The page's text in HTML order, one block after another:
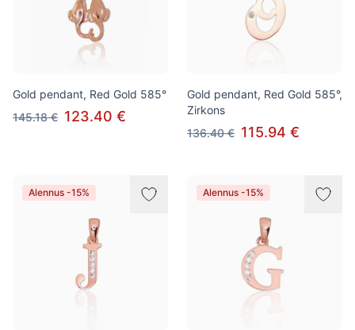
Gold pendant, Red Gold 585°
145.18 € 123.40 €
Gold pendant, Red Gold 585°,
Zirkons
136.40 € 115.94 €
Alennus -15% Alennus -15%